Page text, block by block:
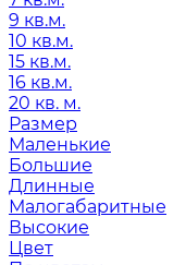
9 кв.м.
10 кв.м.
15 кв.м.
16 кв.м.
20 кв. м.
Размер
Маленькие
Большие
Длинные
Малогабаритные
Высокие
Цвет